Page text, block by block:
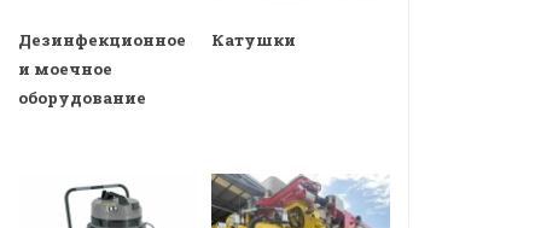
Дезинфекционное
и моечное
оборудование
Катушки